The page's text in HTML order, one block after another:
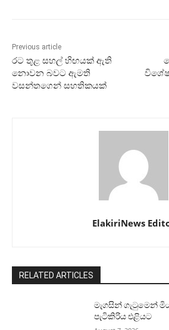
Previous article
රට තුළ සහල් හිඟයක් ඇති
නොවන බවට ඇමති
වසන්තගෙන් සහතිකයක්
ElakiriNews
RELATED ARTICLES
මැගසින් ගැටුමෙන්
පැටිකිරිය එළියට